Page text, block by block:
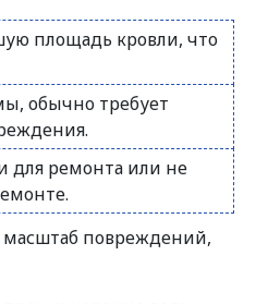
площадь кровли, что
обычно требует
для ремонта или не
повреждений,